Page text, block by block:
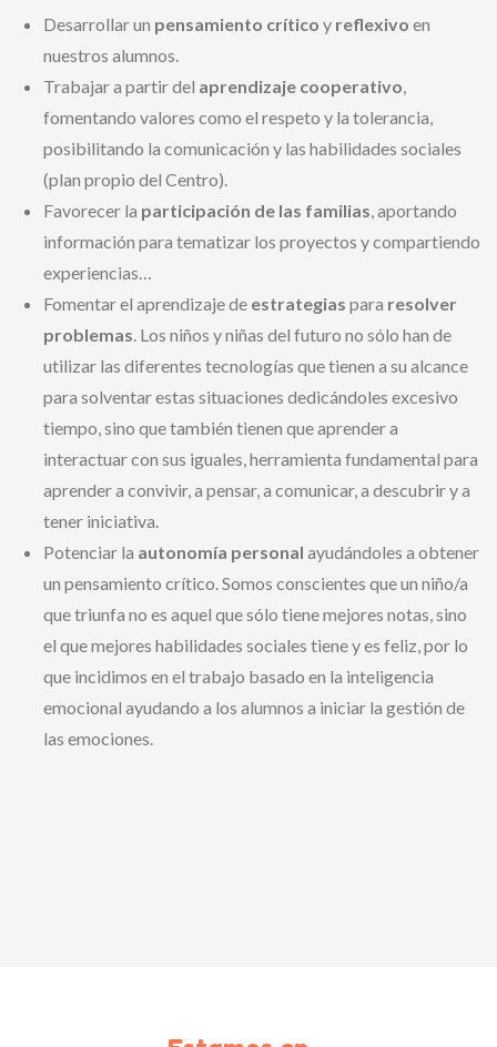
Desarrollar un pensamiento crítico y reflexivo en
nuestros alumnos.
Trabajar a partir del aprendizaje cooperativo,
fomentando valores como el respeto y la tolerancia,
posibilitando la comunicación y las habilidades sociales
(plan propio del Centro).
Favorecer la participación de las familias, aportando
información para tematizar los proyectos y compartiendo
experiencias…
Fomentar el aprendizaje de estrategias para resolver
problemas. Los niños y niñas del futuro no sólo han de
utilizar las diferentes tecnologías que tienen a su alcance
para solventar estas situaciones dedicándoles excesivo
tiempo, sino que también tienen que aprender a
interactuar con sus iguales, herramienta fundamental para
aprender a convivir, a pensar, a comunicar, a descubrir y a
tener iniciativa.
Potenciar la autonomía personal ayudándoles a obtener
un pensamiento crítico. Somos conscientes que un niño/a
que triunfa no es aquel que sólo tiene mejores notas, sino
el que mejores habilidades sociales tiene y es feliz, por lo
que incidimos en el trabajo basado en la inteligencia
emocional ayudando a los alumnos a iniciar la gestión de
las emociones.